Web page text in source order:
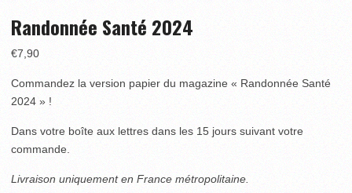
Randonnée Santé 2024
€7,90
Commandez la version papier du magazine « Randonnée Santé
2024 » !
Dans votre boîte aux lettres dans les 15 jours suivant votre
commande.
Livraison uniquement en France métropolitaine.